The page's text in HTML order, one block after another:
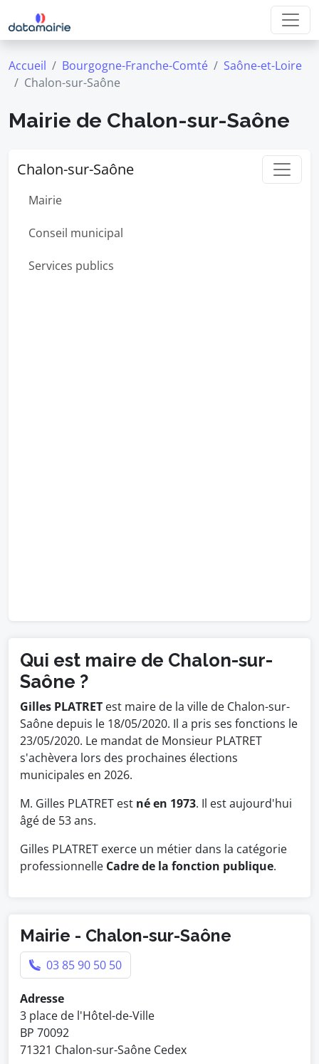
Accueil Bourgogne-Franche-Comté
Saône-et-Loire
Chalon-sur-Saône
Mairie de Chalon-sur-Saône
Chalon-sur-Saône
Mairie
Conseil municipal
Services publics
Qui est maire de Chalon-sur-
Saône ?
Gilles PLATRET est maire de la ville de Chalon-sur-
Saône depuis le 18/05/2020. Il a pris ses fonctions le
23/05/2020. Le mandat de Monsieur PLATRET
s'achèvera lors des prochaines élections
municipales en 2026.
M. Gilles PLATRET est né en 1973. Il est aujourd'hui
âgé de 53 ans.
Gilles PLATRET exerce un métier dans la catégorie
professionnelle Cadre de la fonction publique.
Mairie - Chalon-sur-Saône
03 85 90 50 50
Adresse
3 place de l'Hôtel-de-Ville
BP 70092
71321 Chalon-sur-Saône Cedex